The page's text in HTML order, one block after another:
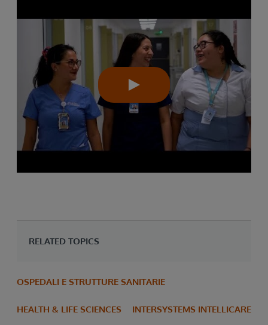
RELATED TOPICS
OSPEDALI E STRUTTURE SANITARIE
HEALTH & LIFE SCIENCES INTERSYSTEMS INTELLICARE